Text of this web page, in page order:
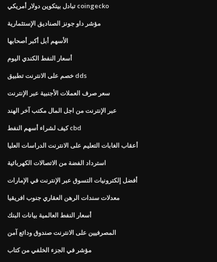
تبادل بيتكوين دولار أمريكي coingecko
مؤشر داو جونز الصناديق الإستثمارية
الأسهم أبل أكبر أصحابها
أسعار النفط الكندي اليوم
خصم على الانترنت تطبيق dds
سعر صرف العملات الأجنبية عبر الإنترنت
عبر الإنترنت من اجل المال مكتب آخر الهند
كيف لشراء أسهم النفط cbd
أعقاب الغابات التعليم على الانترنت الدراسات العليا
استرداد الفضة من الاتصالات الكهربائية
أفضل إلكترونيات التسوق عبر الإنترنت في الإمارات
معدلات سندات الرهن العقاري جنوب افريقيا
أسعار النفط العالمية بيانات البنك
المصرفيين على الانترنت صندوق ودائع آمن
مؤشر في الجزء الخلفي من كتاب